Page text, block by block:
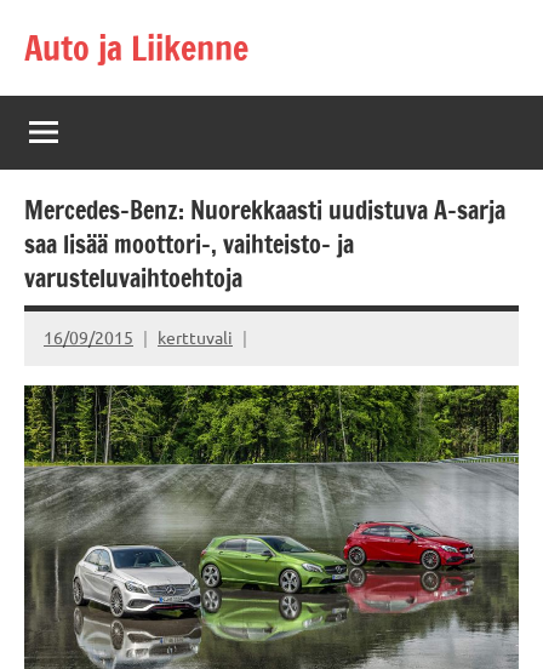
Auto ja Liikenne
Mercedes-Benz: Nuorekkaasti uudistuva A-sarja
saa lisää moottori-, vaihteisto- ja
varusteluvaihtoehtoja
16/09/2015 kerttuvali